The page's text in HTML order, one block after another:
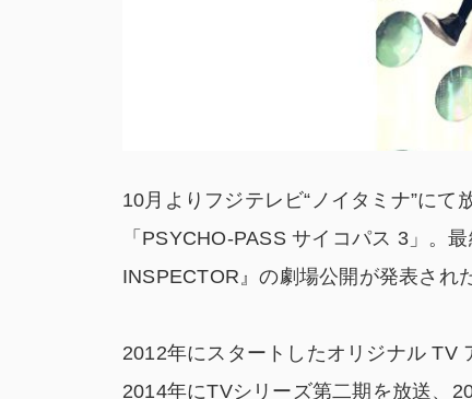
10月よりフジテレビ“ノイタミナ”に
「PSYCHO-PASS サイコパス 3」。
INSPECTOR』の劇場公開が発表され
2012年にスタートしたオリジナル TV
2014年にTVシリーズ第二期を放送、